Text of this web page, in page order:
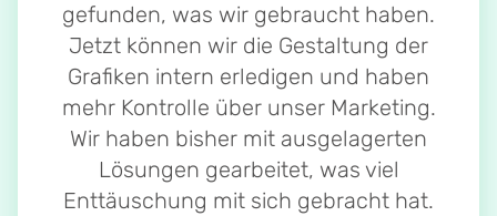
gefunden, was wir gebraucht haben.
Jetzt können wir die Gestaltung der
Grafiken intern erledigen und haben
mehr Kontrolle über unser Marketing.
Wir haben bisher mit ausgelagerten
Lösungen gearbeitet, was viel
Enttäuschung mit sich gebracht hat.